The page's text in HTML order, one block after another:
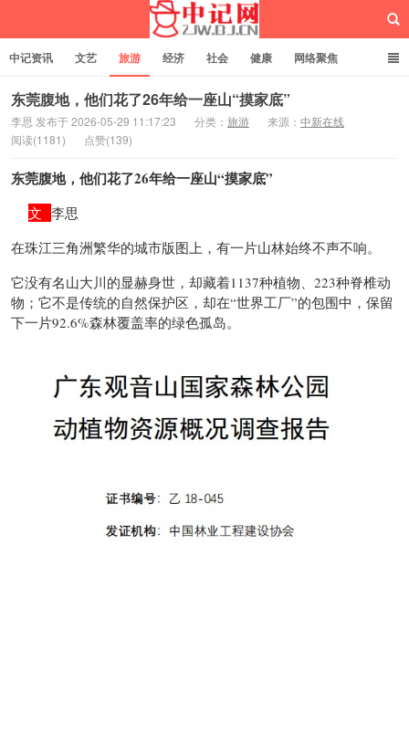
中记资讯 文艺 旅游 经济 社会 健康 网络聚焦
企业管理 网站建设 记者专栏 独立页面 服务
东莞腹地，他们花了26年给一座山“摸家底”
李思 发布于 2026-05-29 11:17:23 分类： 旅游 来源： 中新在线
阅读(1181)
点赞(139)
东莞腹地，他们花了26年给一座山“摸家底”
文 李思
在珠江三角洲繁华的城市版图上，有一片山林始终不声不响。
它没有名山大川的显赫身世，却藏着1137种植物、223种脊椎动
物；它不是传统的自然保护区，却在“世界工厂”的包围中，保留
下一片92.6%森林覆盖率的绿色孤岛。